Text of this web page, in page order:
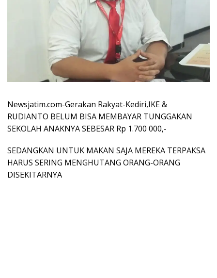
Newsjatim.com-Gerakan Rakyat-Kediri,IKE &
RUDIANTO BELUM BISA MEMBAYAR TUNGGAKAN
SEKOLAH ANAKNYA SEBESAR Rp 1.700 000,-
SEDANGKAN UNTUK MAKAN SAJA MEREKA TERPAKSA
HARUS SERING MENGHUTANG ORANG-ORANG
DISEKITARNYA